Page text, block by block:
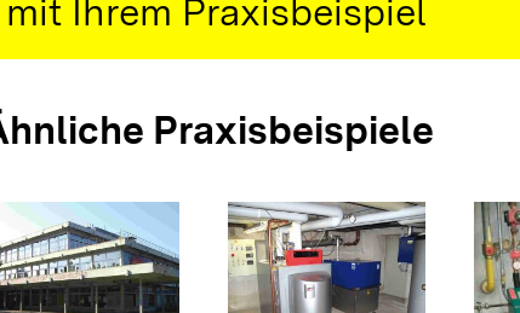
mit Ihrem Praxisbeispiel
Praxisbeispiele